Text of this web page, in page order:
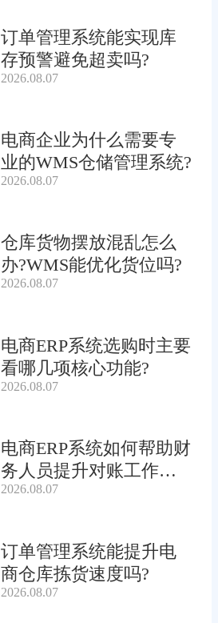
订单管理系统能实现库
存预警避免超卖吗?
2026.08.07
电商企业为什么需要专
业的WMS仓储管理系统?
2026.08.07
仓库货物摆放混乱怎么
办?WMS能优化货位吗?
2026.08.07
电商ERP系统选购时主要
看哪几项核心功能?
2026.08.07
电商ERP系统如何帮助财
务人员提升对账工作效
率?
2026.08.07
订单管理系统能提升电
商仓库拣货速度吗?
2026.08.07